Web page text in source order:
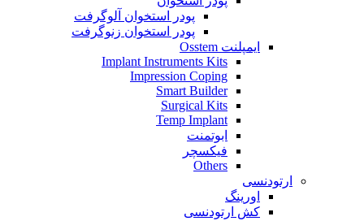
پودر استخوان آلوگرفت
پودر استخوان زنوگرفت
ایمپلنت Osstem
Implant Instruments Kits
Impression Coping
Smart Builder
Surgical Kits
Temp Implant
ابوتمنت
فیکسچر
Others
ارتودنسی
اورینگ
کش ارتودنسی